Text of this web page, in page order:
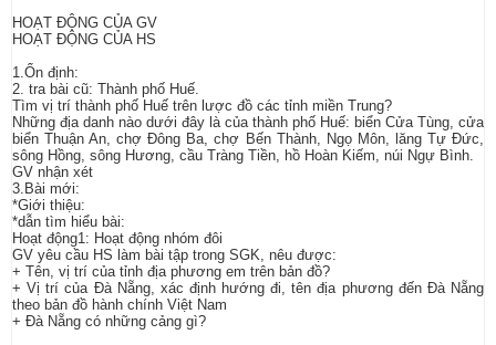
HOẠT ĐỘNG CỦA GV
HOẠT ĐỘNG CỦA HS
1.Ổn định:
2. tra bài cũ: Thành phố Huế.
Tìm vị trí thành phố Huế trên lược đồ các tỉnh miền Trung?
Những địa danh nào dưới đây là của thành phố Huế: biển Cửa Tùng, cửa
biển Thuận An, chợ Đông Ba, chợ Bến Thành, Ngọ Môn, lăng Tự Đức,
sông Hồng, sông Hương, cầu Tràng Tiền, hồ Hoàn Kiếm, núi Ngự Bình.
GV nhận xét
3.Bài mới:
*Giới thiệu:
*dẫn tìm hiểu bài:
Hoạt động1: Hoạt động nhóm đôi
GV yêu cầu HS làm bài tập trong SGK, nêu được:
+ Tên, vị trí của tỉnh địa phương em trên bản đồ?
+ Vị trí của Đà Nẵng, xác định hướng đi, tên địa phương đến Đà Nẵng
theo bản đồ hành chính Việt Nam
+ Đà Nẵng có những cảng gì?